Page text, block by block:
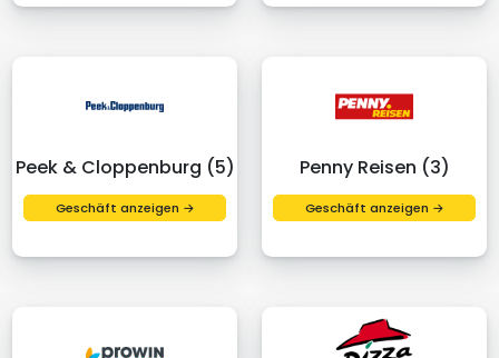
Peek & Cloppenburg (5)
Geschäft anzeigen →
Penny Reisen (3)
Geschäft anzeigen →